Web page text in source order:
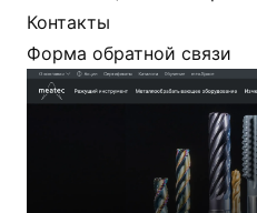
Контакты
Форма обратной связи